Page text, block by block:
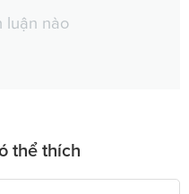
luận nào
thể thích